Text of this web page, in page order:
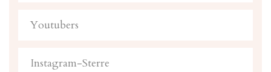
Youtubers
Instagram-Sterre